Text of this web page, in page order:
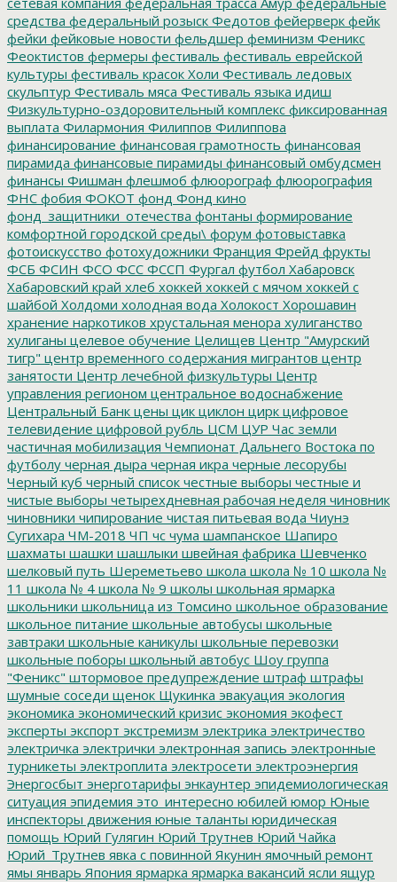
средства федеральный розыск Федотов фейерверк фейк
фейки фейковые новости фельдшер феминизм Феникс
Феоктистов фермеры фестиваль фестиваль еврейской
культуры фестиваль красок Холи Фестиваль ледовых
скульптур Фестиваль мяса Фестиваль языка идиш
Физкультурно-оздоровительный комплекс фиксированная
выплата Филармония Филиппов Филиппова
финансирование финансовая грамотность финансовая
пирамида финансовые пирамиды финансовый омбудсмен
финансы Фишман флешмоб флюорограф флюорография
ФНС фобия ФОКОТ фонд Фонд кино
фонд_защитники_отечества фонтаны формирование
комфортной городской среды\ форум фотовыставка
фотоискусство фотохудожники Франция Фрейд фрукты
ФСБ ФСИН ФСО ФСС ФССП Фургал футбол Хабаровск
Хабаровский край хлеб хоккей хоккей с мячом хоккей с
шайбой Холдоми холодная вода Холокост Хорошавин
хранение наркотиков хрустальная менора хулиганство
хулиганы целевое обучение Целищев Центр "Амурский
тигр" центр временного содержания мигрантов центр
занятости Центр лечебной физкультуры Центр
управления регионом центральное водоснабжение
Центральный Банк цены цик циклон цирк цифровое
телевидение цифровой рубль ЦСМ ЦУР Час земли
частичная мобилизация Чемпионат Дальнего Востока по
футболу черная дыра черная икра черные лесорубы
Черный куб черный список честные выборы честные и
чистые выборы четырехдневная рабочая неделя чиновник
чиновники чипирование чистая питьевая вода Чиунэ
Сугихара ЧМ-2018 ЧП чс чума шампанское Шапиро
шахматы шашки шашлыки швейная фабрика Шевченко
шелковый путь Шереметьево школа школа № 10 школа №
11 школа № 4 школа № 9 школы школьная ярмарка
школьники школьница из Томсино школьное образование
школьное питание школьные автобусы школьные
завтраки школьные каникулы школьные перевозки
школьные поборы школьный автобус Шоу группа
"Феникс" штормовое предупреждение штраф штрафы
шумные соседи щенок Щукинка эвакуация экология
экономика экономический кризис экономия экофест
эксперты экспорт экстремизм электрика электричество
электричка электрички электронная запись электронные
турникеты электроплита электросети электроэнергия
Энергосбыт энерготарифы энкаунтер эпидемиологическая
ситуация эпидемия это_интересно юбилей юмор Юные
инспекторы движения юные таланты юридическая
помощь Юрий Гулягин Юрий Трутнев Юрий Чайка
Юрий_Трутнев явка с повинной Якунин ямочный ремонт
ямы январь Япония ярмарка ярмарка вакансий ясли ящур